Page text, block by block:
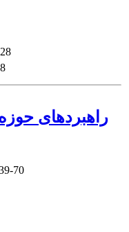
راهبردهای
70